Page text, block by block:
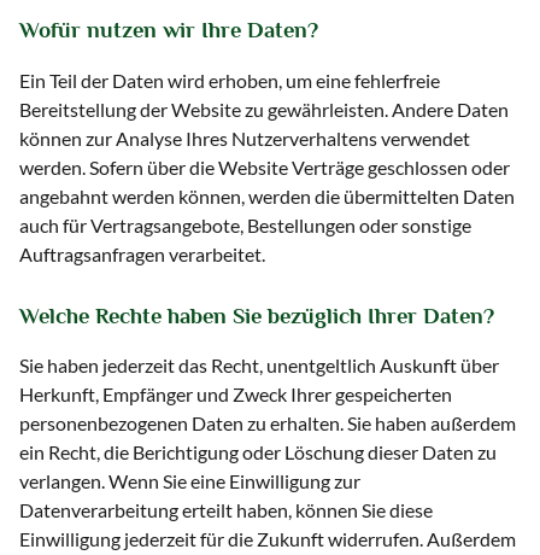
Wofür nutzen wir Ihre Daten?
Ein Teil der Daten wird erhoben, um eine fehlerfreie
Bereitstellung der Website zu gewährleisten. Andere Daten
können zur Analyse Ihres Nutzerverhaltens verwendet
werden. Sofern über die Website Verträge geschlossen oder
angebahnt werden können, werden die übermittelten Daten
auch für Vertragsangebote, Bestellungen oder sonstige
Auftragsanfragen verarbeitet.
Welche Rechte haben Sie bezüglich Ihrer Daten?
Sie haben jederzeit das Recht, unentgeltlich Auskunft über
Herkunft, Empfänger und Zweck Ihrer gespeicherten
personenbezogenen Daten zu erhalten. Sie haben außerdem
ein Recht, die Berichtigung oder Löschung dieser Daten zu
verlangen. Wenn Sie eine Einwilligung zur
Datenverarbeitung erteilt haben, können Sie diese
Einwilligung jederzeit für die Zukunft widerrufen. Außerdem